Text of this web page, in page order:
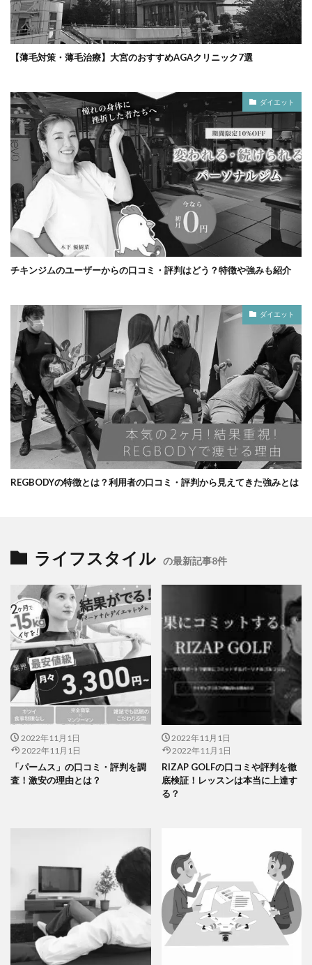
【薄毛対策・薄毛治療】大宮のおすすめAGAクリニック7選
ダイエット
チキンジムのユーザーからの口コミ・評判はどう？特徴や強みも紹介
ダイエット
REGBODYの特徴とは？利用者の口コミ・評判から見えてきた強みとは
ライフスタイル の最新記事8件
2022年11月1日
2022年11月1日
「パームス」の口コミ・評判を調
査！激安の理由とは？
2022年11月1日
2022年11月1日
RIZAP GOLFの口コミや評判を徹
底検証！レッスンは本当に上達す
る？